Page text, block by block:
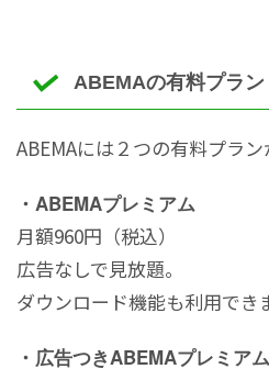
ABEMAの有料プラン
ABEMAには２つの有料プラン
・ ABEMAプレミアム
月額960円（税込）
広告なしで見放題。
ダウンロード機能も利用でき
・ 広告つきABEMAプレミアム